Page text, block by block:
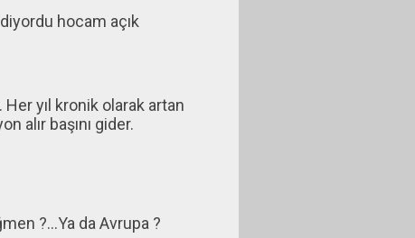
hocam açık
yıl kronik olarak artan
alır başını gider.
?...Ya da Avrupa ?